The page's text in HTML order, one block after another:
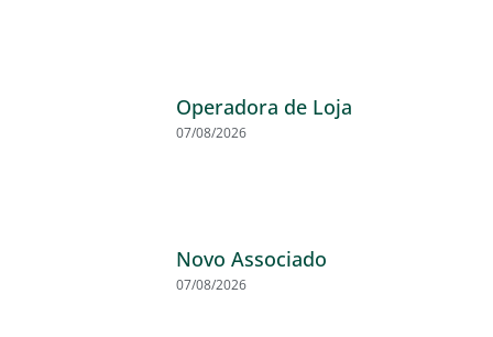
Operadora de Loja
07/08/2026
Novo Associado
07/08/2026